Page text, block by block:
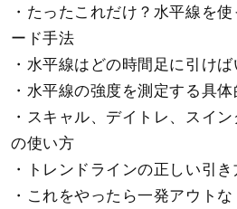
・たったこれだけ？水平線を
ード手法
・水平線はどの時間足に引けば
・水平線の強度を測定する具
・スキャル、デイトレ、スイ
の使い方
・トレンドラインの正しい引き
・これをやったら一発アウト